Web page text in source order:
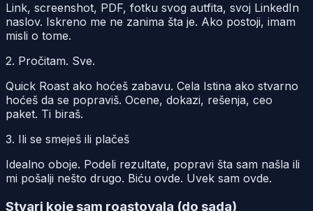
Link, screenshot, PDF, fotku svog autfita, svoj LinkedIn
naslov. Iskreno me ne zanima šta je. Ako postoji, imam
misli o tome.
2. Pročitam. Sve.
Quick Roast ako hoćeš zabavu. Cela Istina ako stvarno
hoćeš da se popraviš. Ocene, dokazi, rešenja, ceo
paket. Ti biraš.
3. Ili se smeješ ili plačeš
Idealno oboje. Podeli rezultate, popravi šta sam našla ili
mi pošalji nešto drugo. Biću ovde. Uvek sam ovde.
Stvari koje sam roastovala (do sada)